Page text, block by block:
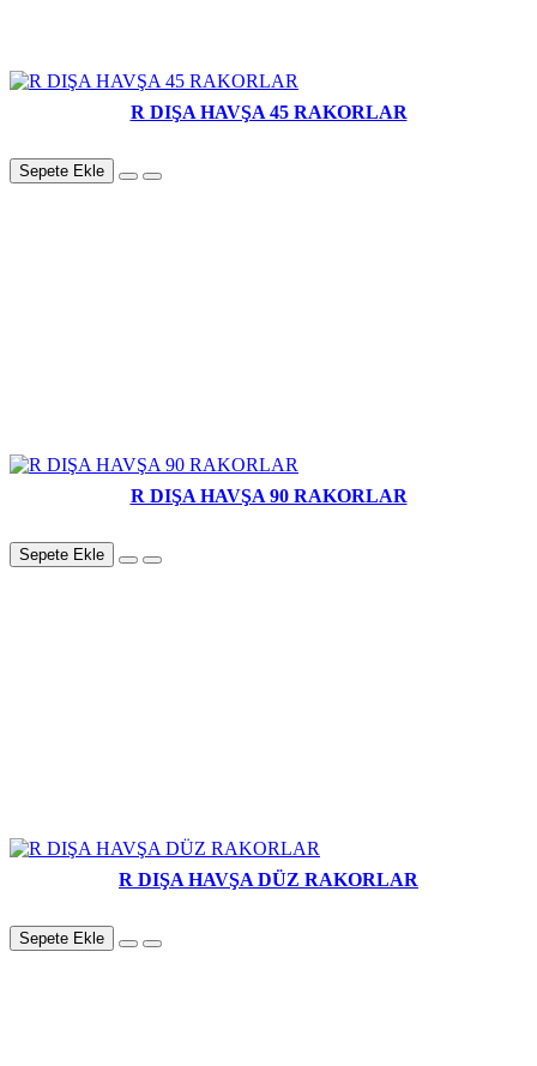
R DIŞA HAVŞA 45 RAKORLAR
Sepete Ekle
R DIŞA HAVŞA 90 RAKORLAR
Sepete Ekle
R DIŞA HAVŞA DÜZ RAKORLAR
Sepete Ekle